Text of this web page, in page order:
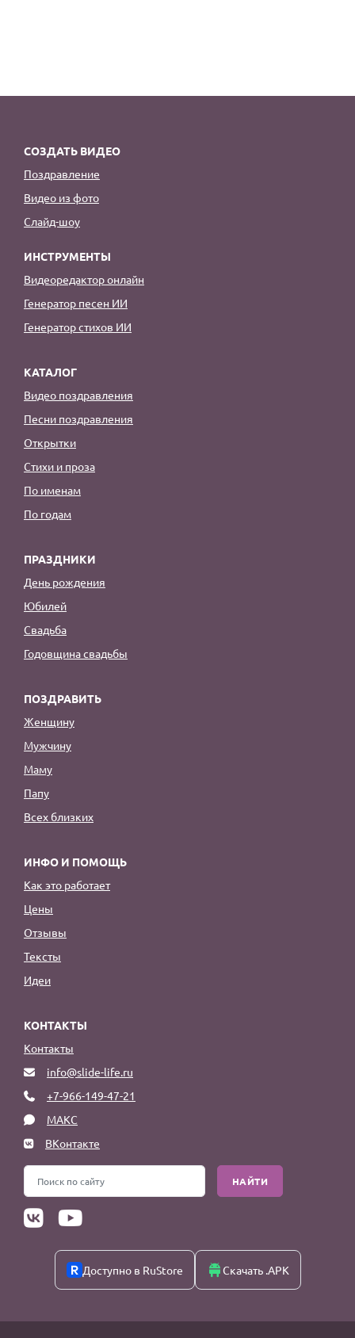
СОЗДАТЬ ВИДЕО
Поздравление
Видео из фото
Слайд-шоу
ИНСТРУМЕНТЫ
Видеоредактор онлайн
Генератор песен ИИ
Генератор стихов ИИ
КАТАЛОГ
Видео поздравления
Песни поздравления
Открытки
Стихи и проза
По именам
По годам
ПРАЗДНИКИ
День рождения
Юбилей
Свадьба
Годовщина свадьбы
ПОЗДРАВИТЬ
Женщину
Мужчину
Маму
Папу
Всех близких
ИНФО И ПОМОЩЬ
Как это работает
Цены
Отзывы
Тексты
Идеи
КОНТАКТЫ
Контакты
info@slide-life.ru
+7-966-149-47-21
МАКС
ВКонтакте
НАЙТИ
Доступно в RuStore Скачать .APK